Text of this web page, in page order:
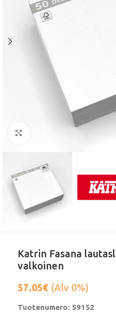
Katrin Fasana
valkoinen
57.05€ (Alv 0%)
Tuotenumero: 59152